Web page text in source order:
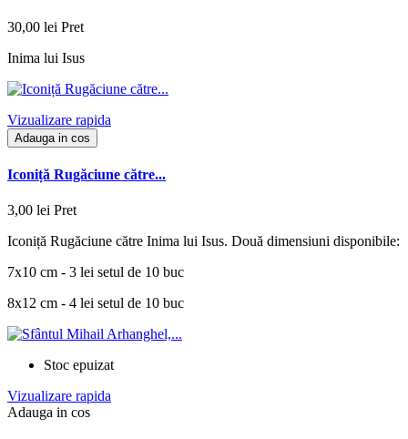
30,00 lei Pret
Inima lui Isus
Vizualizare rapida
Adauga in cos
Iconiță Rugăciune către...
3,00 lei Pret
Iconiță Rugăciune către Inima lui Isus. Două dimensiuni disponibile:
7x10 cm - 3 lei setul de 10 buc
8x12 cm - 4 lei setul de 10 buc
Stoc epuizat
Vizualizare rapida
Adauga in cos